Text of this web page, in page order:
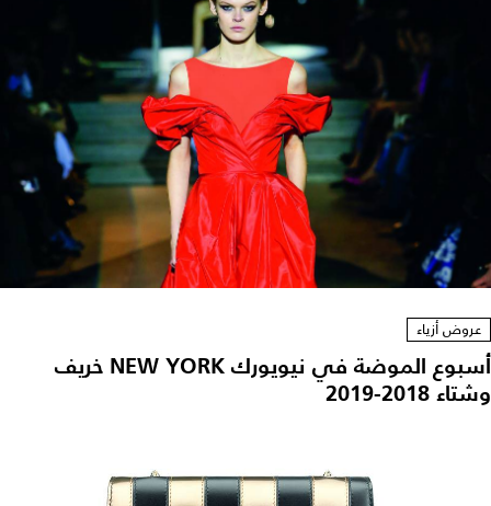
عروض أزياء
أسبوع الموضة في نيويورك NEW YORK خريف
وشتاء 2018-2019